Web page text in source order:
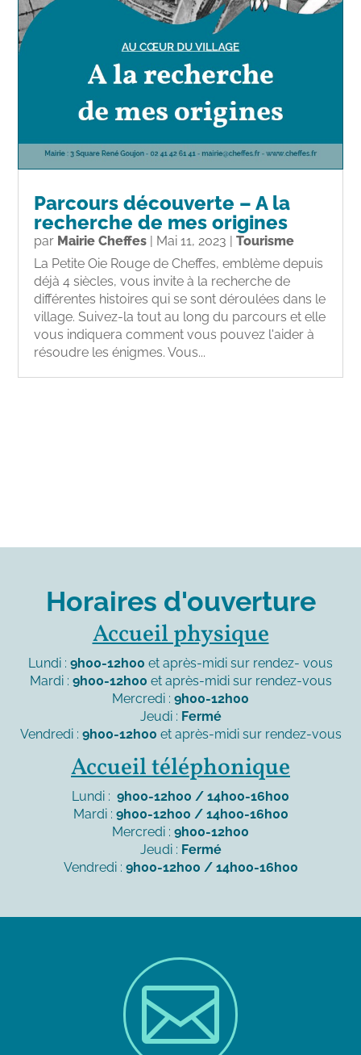
Parcours découverte – A la
recherche de mes origines
par Mairie Cheffes Mai 11, 2023 |Tourisme
La Petite Oie Rouge de Cheffes, emblème depuis
déjà 4 siècles, vous invite à la recherche de
différentes histoires qui se sont déroulées dans le
village. Suivez-la tout au long du parcours et elle
vous indiquera comment vous pouvez l'aider à
résoudre les énigmes. Vous...
Horaires d'ouverture
Accueil physique
Lundi : 9h00-12h00 et après-midi sur rendez- vous
Mardi : 9h00-12h00 et après-midi sur rendez-vous
Mercredi : 9h00-12h00
Jeudi : Fermé
Vendredi : 9h00-12h00 et après-midi sur rendez-vous
Accueil téléphonique
Lundi : 9h00-12h00 / 14h00-16h00
Mardi : 9h00-12h00 / 14h00-16h00
Mercredi : 9h00-12h00
Jeudi : Fermé
Vendredi : 9h00-12h00 / 14h00-16h00
